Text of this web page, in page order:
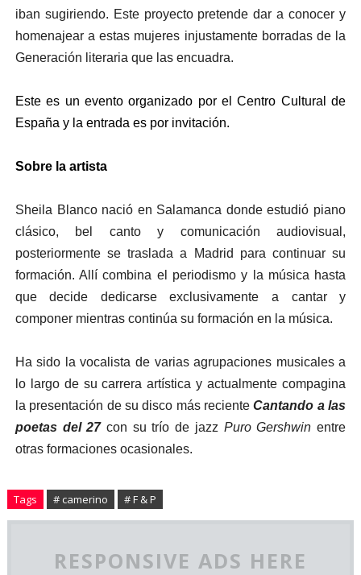
iban sugiriendo. Este proyecto pretende dar a conocer y
homenajear a estas mujeres injustamente borradas de la
Generación literaria que las encuadra.
Este es un evento organizado por el Centro Cultural de
España y la entrada es por invitación.
Sobre la artista
Sheila Blanco nació en Salamanca donde estudió piano
clásico, bel canto y comunicación audiovisual,
posteriormente se traslada a Madrid para continuar su
formación. Allí combina el periodismo y la música hasta
que decide dedicarse exclusivamente a cantar y
componer mientras continúa su formación en la música.
Ha sido la vocalista de varias agrupaciones musicales a
lo largo de su carrera artística y actualmente compagina
la presentación de su disco más recienteCantando a las
poetas del 27con su trío de jazz Puro Gershwin entre
otras formaciones ocasionales.
Tags # camerino # F & P
RESPONSIVE ADS HERE